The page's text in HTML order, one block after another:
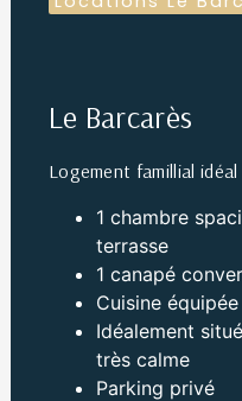
Le Barcarès
Logement famillial
1 chambre
terrasse
1 canapé
Cuisine équipée
Idéalement
très calme
Parking privé